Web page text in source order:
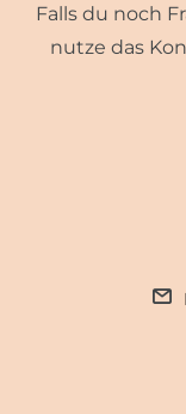
Falls du noch
nutze das